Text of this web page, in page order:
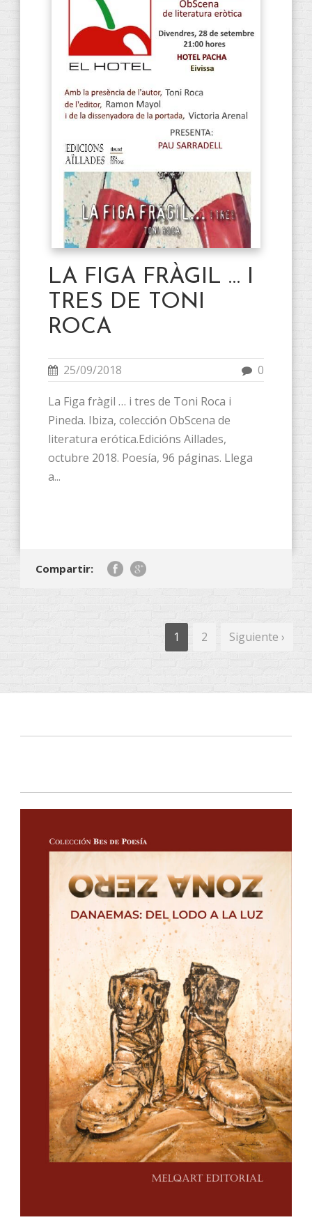
LA FIGA FRÀGIL … I
TRES DE TONI
ROCA
25/09/2018 0
La Figa fràgil … i tres de Toni Roca i
Pineda. Ibiza, colección ObScena de
literatura erótica.Edicións Aillades,
octubre 2018. Poesía, 96 páginas. Llega
a...
Compartir:
1 2 Siguiente ›